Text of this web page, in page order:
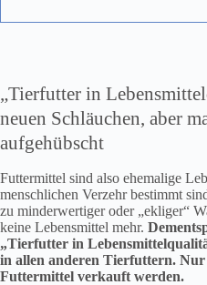
„Tierfutter in
neuen Schläuchen, aber
aufgehübscht
Futtermittel sind also ehemalige
menschlichen Verzehr bestimmt
zu minderwertiger oder „ekliger“
keine Lebensmittel mehr.
„Tierfutter in
in allen anderen Tierfuttern.
Futtermittel verkauft werden.